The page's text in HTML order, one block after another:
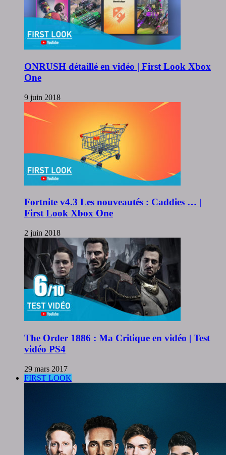
ONRUSH détaillé en vidéo | First Look Xbox
One
9 juin 2018
Fortnite v4.3 Les nouveautés : Caddies … |
First Look Xbox One
2 juin 2018
The Order 1886 : Ma Critique en vidéo | Test
vidéo PS4
29 mars 2017
FIRST LOOK